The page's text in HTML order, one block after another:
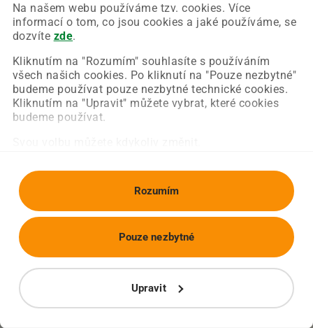
Na našem webu používáme tzv. cookies. Více
informací o tom, co jsou cookies a jaké používáme, se
dozvíte zde.
Kliknutím na "Rozumím" souhlasíte s používáním
všech našich cookies. Po kliknutí na "Pouze nezbytné"
budeme používat pouze nezbytné technické cookies.
Kliknutím na "Upravit" můžete vybrat, které cookies
budeme používat.
Rozumím
Upravit
Pouze nezbytné
Chyba nastala na naší straně a už ji opravujeme.
Zkuste prosím znovu načíst požadovanou stránku.
Obnovit stránku Úvodní strana